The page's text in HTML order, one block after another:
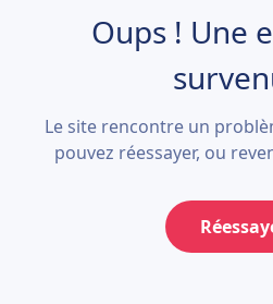
Oups ! Une
Le site rencontre un
pouvez réessayer, ou